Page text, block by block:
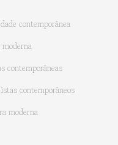
contemporânea
contemporâneas
contemporâneos
moderna